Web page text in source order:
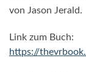
von Jason Jerald.
Link zum Buch:
https://